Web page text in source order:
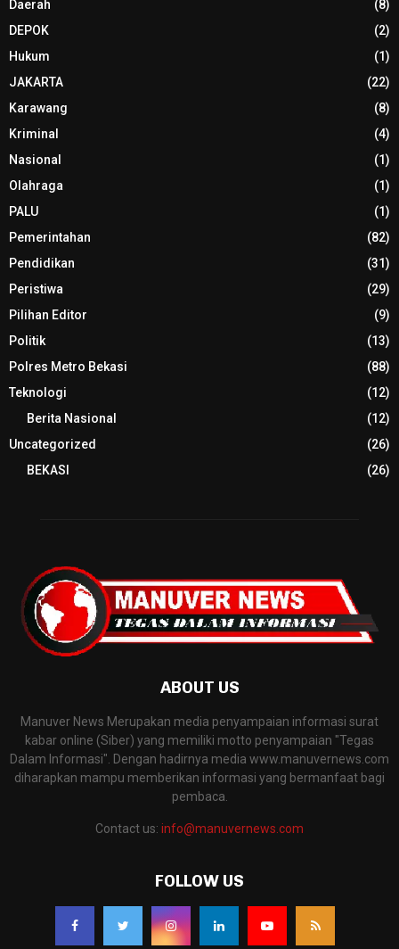
Daerah
(8)
DEPOK
(2)
Hukum
(1)
JAKARTA
(22)
Karawang
(8)
Kriminal
(4)
Nasional
(1)
Olahraga
(1)
PALU
(1)
Pemerintahan
(82)
Pendidikan
(31)
Peristiwa
(29)
Pilihan Editor
(9)
Politik
(13)
Polres Metro Bekasi
(88)
Teknologi
(12)
Berita Nasional
(12)
Uncategorized
(26)
BEKASI
(26)
ABOUT US
Manuver News Merupakan media penyampaian informasi surat
kabar online (Siber) yang memiliki motto penyampaian "Tegas
Dalam Informasi". Dengan hadirnya media www.manuvernews.com
diharapkan mampu memberikan informasi yang bermanfaat bagi
pembaca.
Contact us: info@manuvernews.com
FOLLOW US